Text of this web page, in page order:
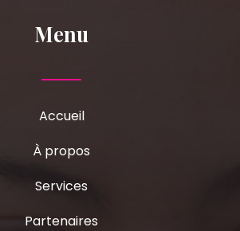
Menu
Accueil
À propos
Services
Partenaires